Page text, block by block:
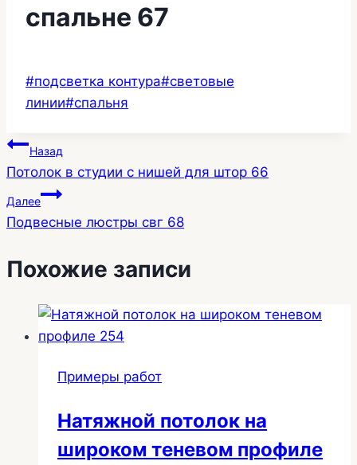
спальне 67
Метки
записи:
#подсветка контура#световые
линии#спальня
Навигация
по
записям
Назад
Потолок в студии с нишей для штор 66
Далее
Подвесные люстры свг 68
Похожие записи
Примеры работ
Натяжной потолок на
широком теневом профиле